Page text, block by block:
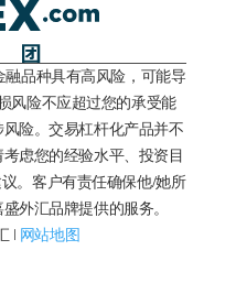
品种具有高风险，可能导
风险不应超过您的承受能
险。交易杠杆化产品并不
虑您的经验水平、投资目
。客户有责任确保他/她所
外汇品牌提供的服务。
| 网站地图